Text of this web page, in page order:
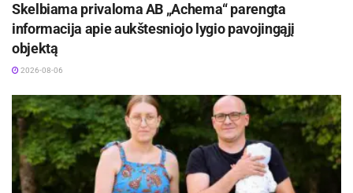
Skelbiama privaloma AB „Achema“ parengta
informacija apie aukštesniojo lygio pavojingąjį
objektą
2026-08-06